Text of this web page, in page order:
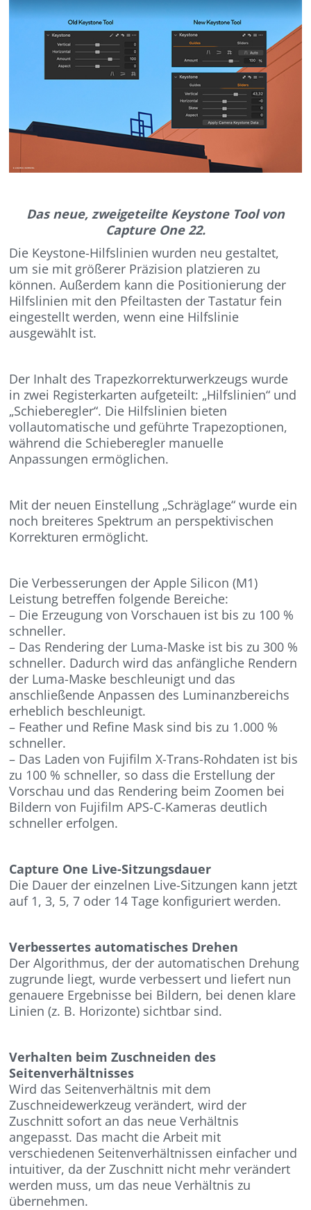
Das neue, zweigeteilte Keystone Tool von
Capture One 22.
Die Keystone-Hilfslinien wurden neu gestaltet,
um sie mit größerer Präzision platzieren zu
können. Außerdem kann die Positionierung der
Hilfslinien mit den Pfeiltasten der Tastatur fein
eingestellt werden, wenn eine Hilfslinie
ausgewählt ist.
Der Inhalt des Trapezkorrekturwerkzeugs wurde
in zwei Registerkarten aufgeteilt: „Hilfslinien“ und
„Schieberegler“. Die Hilfslinien bieten
vollautomatische und geführte Trapezoptionen,
während die Schieberegler manuelle
Anpassungen ermöglichen.
Mit der neuen Einstellung „Schräglage“ wurde ein
noch breiteres Spektrum an perspektivischen
Korrekturen ermöglicht.
Die Verbesserungen der Apple Silicon (M1)
Leistung betreffen folgende Bereiche:
– Die Erzeugung von Vorschauen ist bis zu 100 %
schneller.
– Das Rendering der Luma-Maske ist bis zu 300 %
schneller. Dadurch wird das anfängliche Rendern
der Luma-Maske beschleunigt und das
anschließende Anpassen des Luminanzbereichs
erheblich beschleunigt.
– Feather und Refine Mask sind bis zu 1.000 %
schneller.
– Das Laden von Fujifilm X-Trans-Rohdaten ist bis
zu 100 % schneller, so dass die Erstellung der
Vorschau und das Rendering beim Zoomen bei
Bildern von Fujifilm APS-C-Kameras deutlich
schneller erfolgen.
Capture One Live-Sitzungsdauer
Die Dauer der einzelnen Live-Sitzungen kann jetzt
auf 1, 3, 5, 7 oder 14 Tage konfiguriert werden.
Verbessertes automatisches Drehen
Der Algorithmus, der der automatischen Drehung
zugrunde liegt, wurde verbessert und liefert nun
genauere Ergebnisse bei Bildern, bei denen klare
Linien (z. B. Horizonte) sichtbar sind.
Verhalten beim Zuschneiden des
Seitenverhältnisses
Wird das Seitenverhältnis mit dem
Zuschneidewerkzeug verändert, wird der
Zuschnitt sofort an das neue Verhältnis
angepasst. Das macht die Arbeit mit
verschiedenen Seitenverhältnissen einfacher und
intuitiver, da der Zuschnitt nicht mehr verändert
werden muss, um das neue Verhältnis zu
übernehmen.